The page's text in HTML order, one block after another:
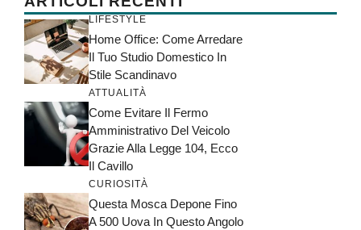
LIFESTYLE
Home Office: Come Arredare
Il Tuo Studio Domestico In
Stile Scandinavo
ATTUALITÀ
Come Evitare Il Fermo
Amministrativo Del Veicolo
Grazie Alla Legge 104, Ecco
Il Cavillo
CURIOSITÀ
Questa Mosca Depone Fino
A 500 Uova In Questo Angolo